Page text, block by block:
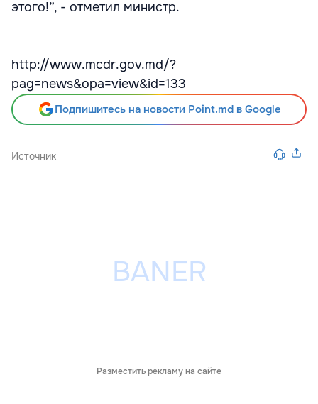
этого!”, - отметил министр.
http://www.mcdr.gov.md/?
pag=news&opa=view&id=133
Подпишитесь на новости Point.md в Google
Источник
Разместить рекламу на сайте